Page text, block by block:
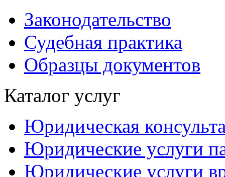
Законодательство
Судебная практика
Образцы документов
Каталог услуг
Юридическая
Юридические услуги
Юридические услуги